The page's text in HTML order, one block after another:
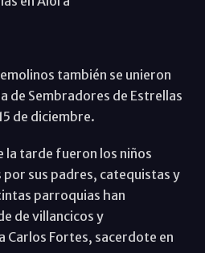
también se unieron
de Sembradores de Estrellas
de diciembre.
tarde fueron los niños
sus padres, catequistas y
parroquias han
de villancicos y
Fortes, sacerdote en